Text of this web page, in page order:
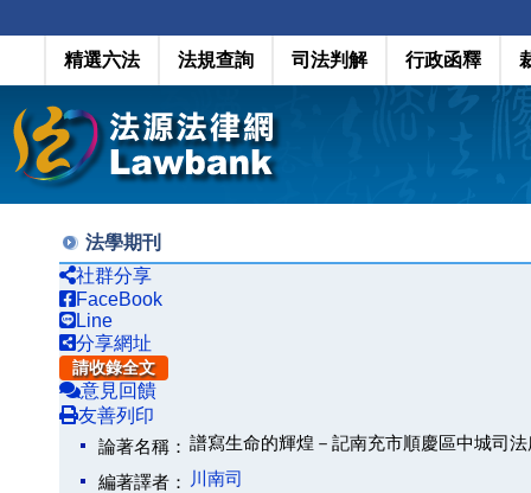
精選六法 法規查詢 司法判解 行政函釋
法學期刊
社群分享
FaceBook
Line
分享網址
請收錄全文
意見回饋
友善列印
論著名稱： 譜寫生命的輝煌－記南充市順慶區中城司
編著譯者：
川南司